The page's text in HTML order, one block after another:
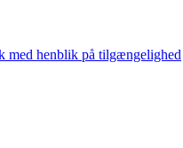
med henblik på tilgængelighed